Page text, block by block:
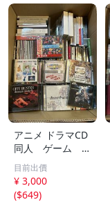
アニメ ドラマCD
同人 ゲーム な
ど CD DVD Blu
-ray まとめ売
り テレビまんが
主題歌 スターオ
目前出價
¥ 3,000
($649)